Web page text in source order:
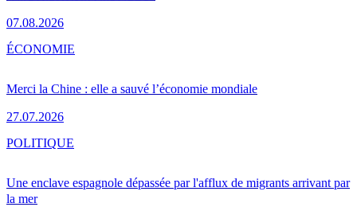
07.08.2026
Merci la Chine : elle a sauvé l’économie mondiale
27.07.2026
ÉCONOMIE
Une enclave espagnole dépassée par l'afflux de migrants arrivant par
la mer
POLITIQUE